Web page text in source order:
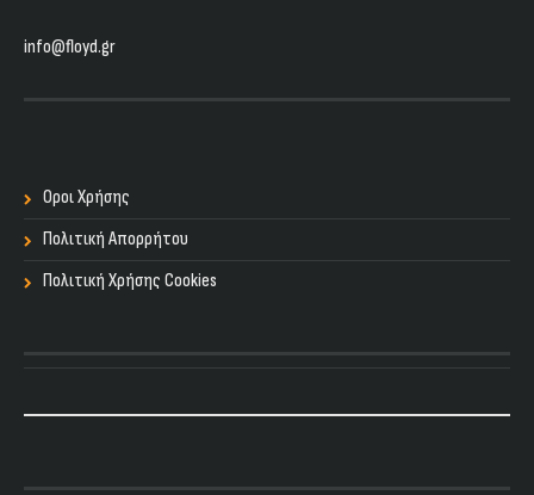
info@floyd.gr
Οροι Χρήσης
Πολιτική Απορρήτου
Πολιτική Χρήσης Cookies